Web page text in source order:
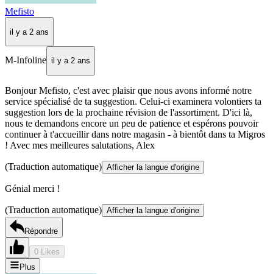
Mefisto
il y a 2 ans
M-Infoline il y a 2 ans
Bonjour Mefisto, c'est avec plaisir que nous avons informé notre
service spécialisé de ta suggestion. Celui-ci examinera volontiers ta
suggestion lors de la prochaine révision de l'assortiment. D'ici là,
nous te demandons encore un peu de patience et espérons pouvoir
continuer à t'accueillir dans notre magasin - à bientôt dans ta Migros
! Avec mes meilleures salutations, Alex
(Traduction automatique) Afficher la langue d'origine
Génial merci !
(Traduction automatique) Afficher la langue d'origine
Répondre
0 Likes
Plus